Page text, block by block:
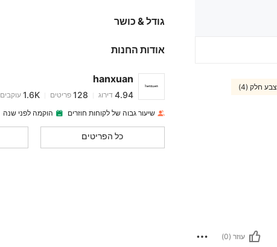
צבע חלק (4)
עוזר (0)
גודל & כושר
אודות החנות
hanxuan
4.94
4.94
4.94 דירוג 128 פריטים 1.6K עוקבים
שילם לפני יום אחד
4.94
128
1.6K
שיעור גבוה של לקוחות חוזרים הוקמה לפני שנה
כל הפריטים